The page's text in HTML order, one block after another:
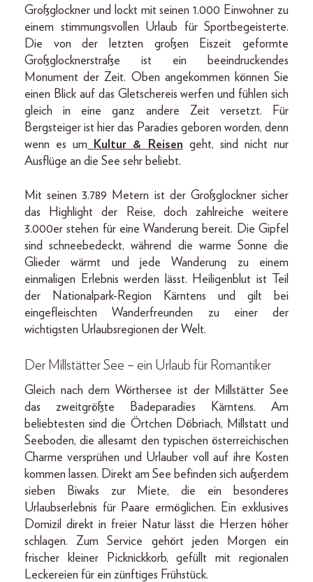
Großglockner und lockt mit seinen 1.000 Einwohner zu
einem stimmungsvollen Urlaub für Sportbegeisterte.
Die von der letzten großen Eiszeit geformte
Großglocknerstraße ist ein beeindruckendes
Monument der Zeit. Oben angekommen können Sie
einen Blick auf das Gletschereis werfen und fühlen sich
gleich in eine ganz andere Zeit versetzt. Für
Bergsteiger ist hier das Paradies geboren worden, denn
wenn es um
Kultur & Reisen geht, sind nicht nur
Ausflüge an die See sehr beliebt.
Mit seinen 3.789 Metern ist der Großglockner sicher
das Highlight der Reise, doch zahlreiche weitere
3.000er stehen für eine Wanderung bereit. Die Gipfel
sind schneebedeckt, während die warme Sonne die
Glieder wärmt und jede Wanderung zu einem
einmaligen Erlebnis werden lässt. Heiligenblut ist Teil
der Nationalpark-Region Kärntens und gilt bei
eingefleischten Wanderfreunden zu einer der
wichtigsten Urlaubsregionen der Welt.
Der Millstätter See – ein Urlaub für Romantiker
Gleich nach dem Wörthersee ist der Millstätter See
das zweitgrößte Badeparadies Kärntens. Am
beliebtesten sind die Örtchen Döbriach, Millstatt und
Seeboden, die allesamt den typischen österreichischen
Charme versprühen und Urlauber voll auf ihre Kosten
kommen lassen. Direkt am See befinden sich außerdem
sieben Biwaks zur Miete, die ein besonderes
Urlaubserlebnis für Paare ermöglichen. Ein exklusives
Domizil direkt in freier Natur lässt die Herzen höher
schlagen. Zum Service gehört jeden Morgen ein
frischer kleiner Picknickkorb, gefüllt mit regionalen
Leckereien für ein zünftiges Frühstück.